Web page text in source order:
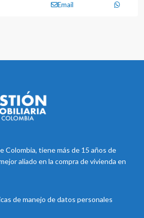
Email
Colombia, tiene más de 15 años de
aliado en la compra de vivienda en
de manejo de datos personales